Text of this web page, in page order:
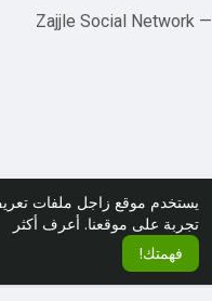
يستخدم موقع زاجل ملفات
تجربة على موقعنا. أعرف أكثر
فهمتك!
— Zajjle Social Network